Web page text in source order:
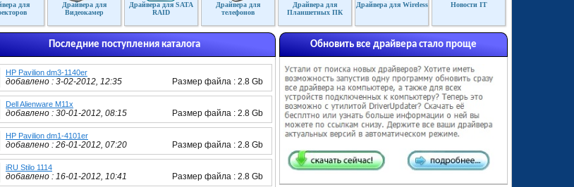
для
Драйвера для
Видеокамер
Драйвера для SATA
RAID
Драйвера для
телефонов
Драйвера для
Планшетных ПК
Драйвера для Wireless Новости IT
Обновить все драйвера стало проще
Последние поступления каталога
HP Pavilion dm3-1140er
добавлено : 3-02-2012, 12:35 Размер файла : 2.8 Gb
Dell Alienware M11x
добавлено : 30-01-2012, 08:15 Размер файла : 2.8 Gb
HP Pavilion dm1-4101er
добавлено : 26-01-2012, 07:20 Размер файла : 2.8 Gb
iRU Stilo 1114
добавлено : 16-01-2012, 10:41 Размер файла : 2.8 Gb